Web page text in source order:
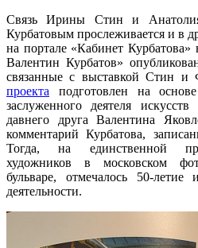
Связь Ирины Стин и
Курбатовым прослеживается и в
на портале «Кабинет
Валентин Курбатов»
связанные с выставкой Стин и
проекта подготовлен на
заслуженного деятеля
давнего друга Валентина
комментарий Курбатова,
Тогда, на единственной
художников в московском
бульваре, отмечалось 50-летие
деятельности.